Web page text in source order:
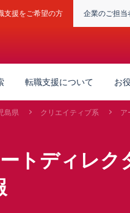
支援をご希望の方 企業のご担当
転職支援について お
島県 クリエイティブ系 ア
ートディレ